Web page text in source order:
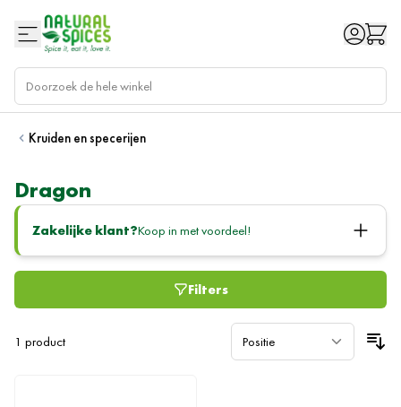
Kruiden en specerijen
Dragon
Zakelijke klant?Koop in met voordeel!
Filters
1 product